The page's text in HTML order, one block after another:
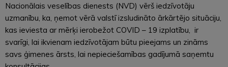
Nacionālais veselības dienests (NVD) vērš iedzīvotāju
uzmanību, ka, ņemot vērā valstī izsludināto ārkārtējo situāciju,
kas ieviesta ar mērķi ierobežot COVID – 19 izplatību, ir
svarīgi, lai ikvienam iedzīvotājam būtu pieejams un zināms
savs ģimenes ārsts, lai nepieciešamības gadījumā saņemtu